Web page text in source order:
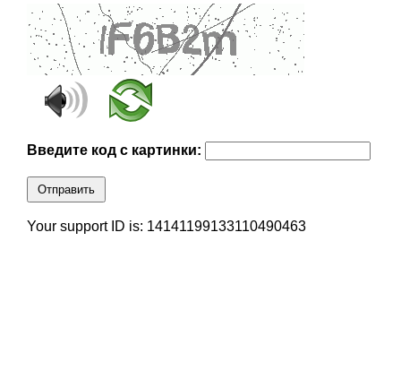
Введите код с картинки:
Отправить
Your support ID is: 14141199133110490463